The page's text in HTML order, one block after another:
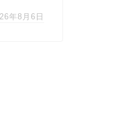
年8月6日